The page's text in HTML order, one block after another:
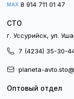
MAX 8 914 711 01 47
СТО
г. Уссурийск, ул.
7 (4234) 35-30-
planeta-
Оптовый отдел